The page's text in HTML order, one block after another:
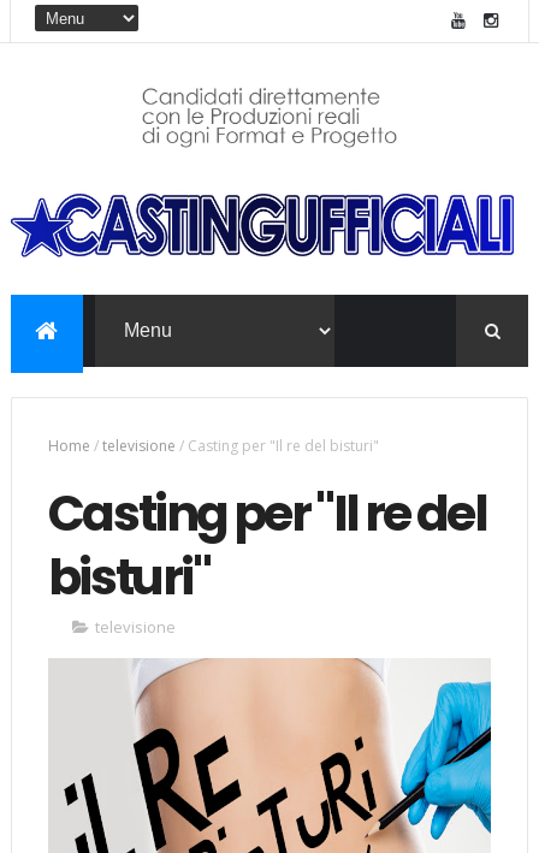
Home /televisione / Casting per "Il re del bisturi"
Casting per "Il re del
bisturi"
televisione